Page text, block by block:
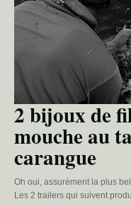
2 bijoux de
mouche au
carangue
Oh oui, assurément la plus
Les 2 trailers qui suivent